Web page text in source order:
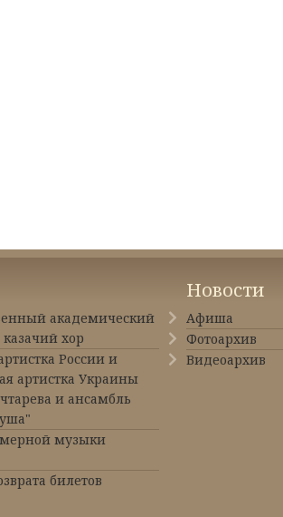
академический
хор
России и
артистка Украины
и ансамбль
музыки
билетов
Новости
Афиша
Фотоархив
Видеоархив